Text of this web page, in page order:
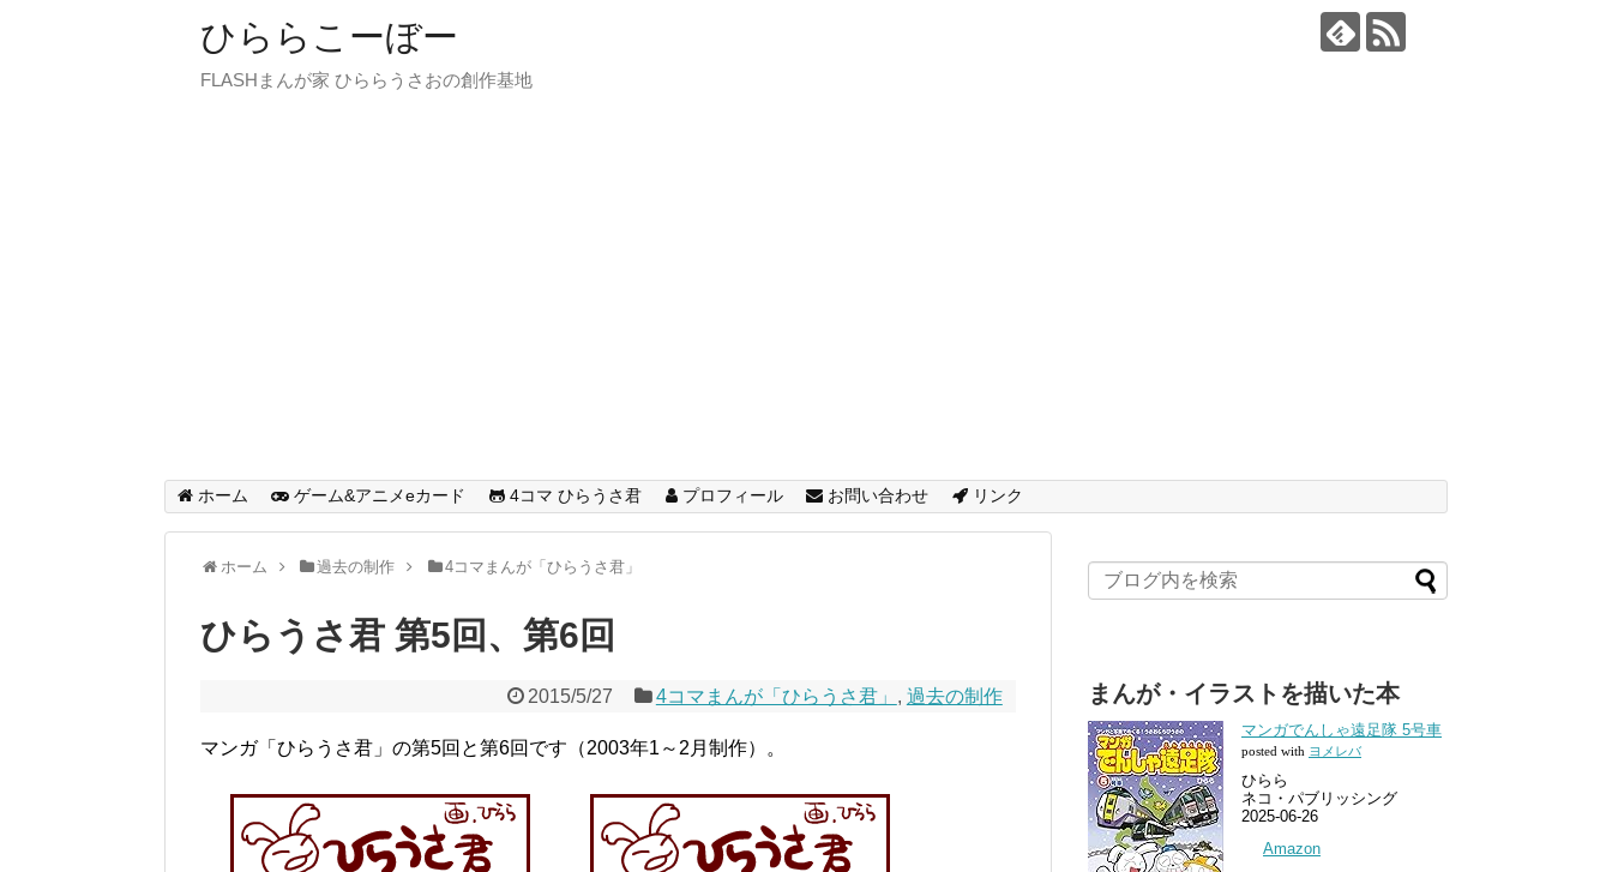
ひららこーぼー
FLASHまんが家 ひららうさおの創作基地
ホーム ゲーム&アニメeカード 4コマ ひらうさ君 プロフィール お問い合わせ リンク
ホーム 過去の制作 4コマまんが「ひらうさ君」
ひらうさ君 第5回、第6回
2015/5/27 4コマまんが「ひらうさ君」 , 過去の制作
マンガ「ひらうさ君」の第5回と第6回です（2003年1～2月制作）。
まんが・イラストを描いた本
マンガでんしゃ遠足隊 5号車
posted with ヨメレバ
ひらら
ネコ・パブリッシング
2025-06-26
Amazon